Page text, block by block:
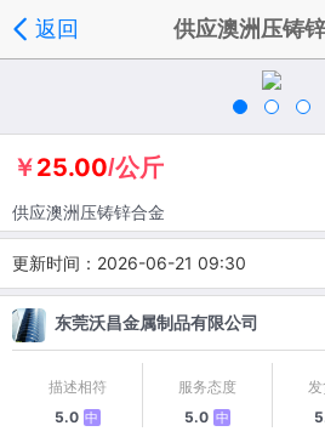
返回 供应澳洲压铸
￥25.00/公斤
供应澳洲压铸锌合金
更新时间：2026-06-21 09:30
东莞沃昌金属制品有限公司
描述相符
5.0 中
服务态度
5.0 中